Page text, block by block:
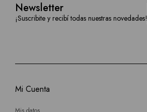
Newsletter
¡Suscribite y recibí todas nuestras novedades!
Mi Cuenta